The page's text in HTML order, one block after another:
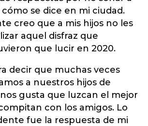
cómo se dice en mi ciudad.
creo que a mis hijos no les
aquel disfraz que
que lucir en 2020.
decir que muchas veces
a nuestros hijos de
gusta que luzcan el mejor
con los amigos. Lo
fue la respuesta de mi